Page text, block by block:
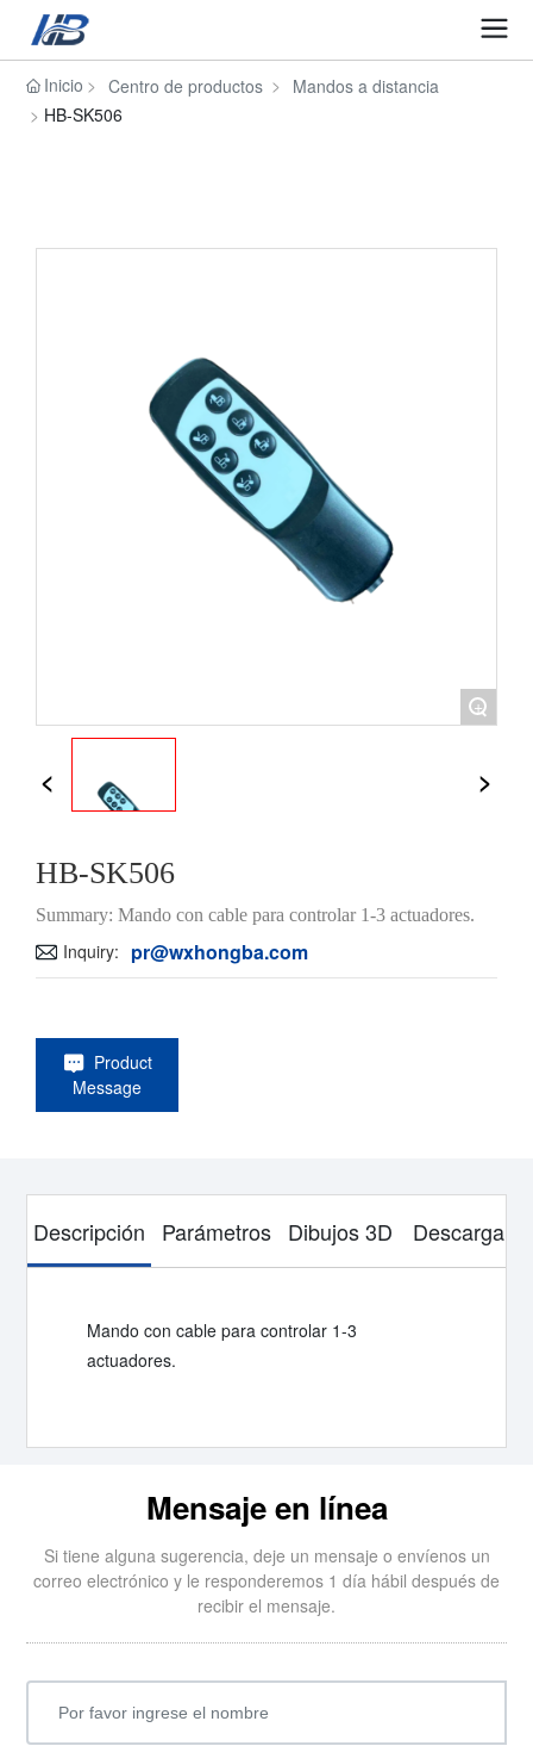
Inicio Centro de productos
Mandos a distancia
HB-SK506
+
HB-SK506
Summary: Mando con cable para controlar 1-3 actuadores.
Inquiry: pr@wxhongba.com
Product
Message
Descripción Parámetros Dibujos 3D Descargar
Mando con cable para controlar 1-3
actuadores.
Mensaje en línea
Si tiene alguna sugerencia, deje un mensaje o envíenos un
correo electrónico y le responderemos 1 día hábil después de
recibir el mensaje.